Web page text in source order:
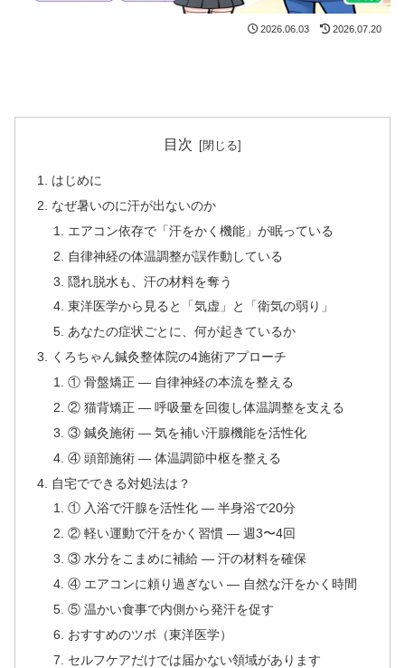
2026.06.03 2026.07.20
目次
はじめに
なぜ暑いのに汗が出ないのか
エアコン依存で「汗をかく機能」が眠っている
自律神経の体温調整が誤作動している
隠れ脱水も、汗の材料を奪う
東洋医学から見ると「気虚」と「衛気の弱り」
あなたの症状ごとに、何が起きているか
くろちゃん鍼灸整体院の4施術アプローチ
① 骨盤矯正 — 自律神経の本流を整える
② 猫背矯正 — 呼吸量を回復し体温調整を支える
③ 鍼灸施術 — 気を補い汗腺機能を活性化
④ 頭部施術 — 体温調節中枢を整える
自宅でできる対処法は？
① 入浴で汗腺を活性化 — 半身浴で20分
② 軽い運動で汗をかく習慣 — 週3〜4回
③ 水分をこまめに補給 — 汗の材料を確保
④ エアコンに頼り過ぎない — 自然な汗をかく時間
⑤ 温かい食事で内側から発汗を促す
おすすめのツボ（東洋医学）
セルフケアだけでは届かない領域があります